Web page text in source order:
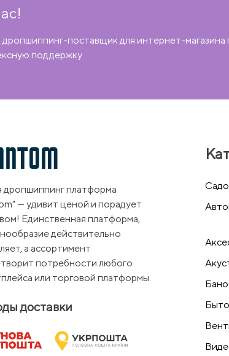
поставщик для интернет-магазина
поддержку
дропшиппинг платформа
— удивит ценой и порадует
Единственная платформа,
действительно
а ассортимент
потребности любого
или торговой платформы.
доставки